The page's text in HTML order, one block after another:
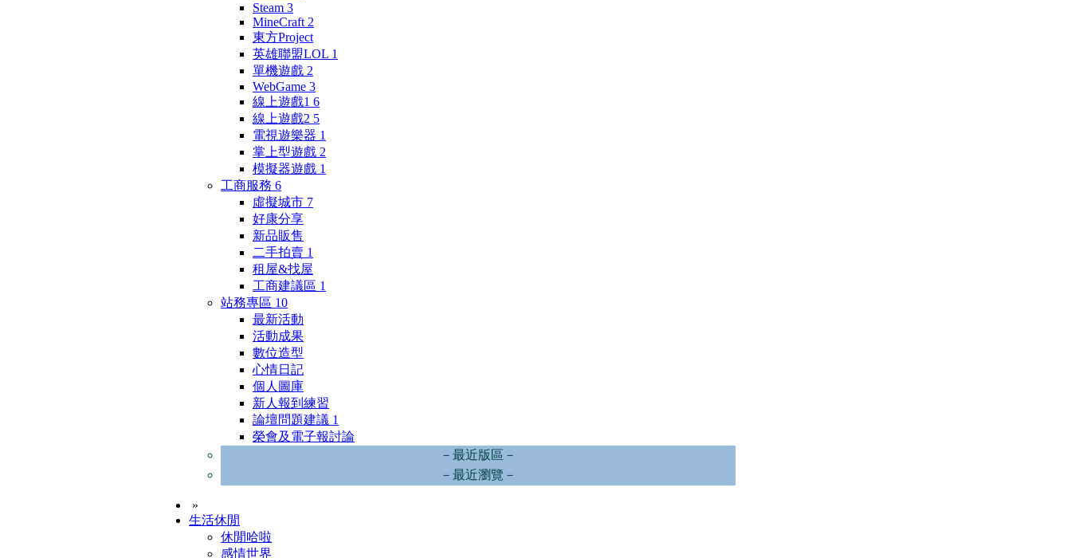
Steam 3
MineCraft 2
東方Project
英雄聯盟LOL 1
單機遊戲 2
WebGame 3
線上遊戲1 6
線上遊戲2 5
電視遊樂器 1
掌上型遊戲 2
模擬器遊戲 1
工商服務 6
虛擬城市 7
好康分享
新品販售
二手拍賣 1
租屋&找屋
工商建議區 1
站務專區 10
最新活動
活動成果
數位造型
心情日記
個人圖庫
新人報到練習
論壇問題建議 1
榮會及電子報討論
－最近版區－
－最近瀏覽－
»
生活休閒
休閒哈啦
感情世界